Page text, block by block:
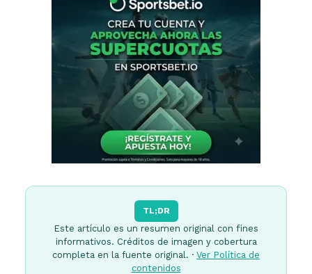
TL;DR
Este artículo es un resumen original con fines
informativos. Créditos de imagen y cobertura
completa en la fuente original. · Ver Política de
contenidos